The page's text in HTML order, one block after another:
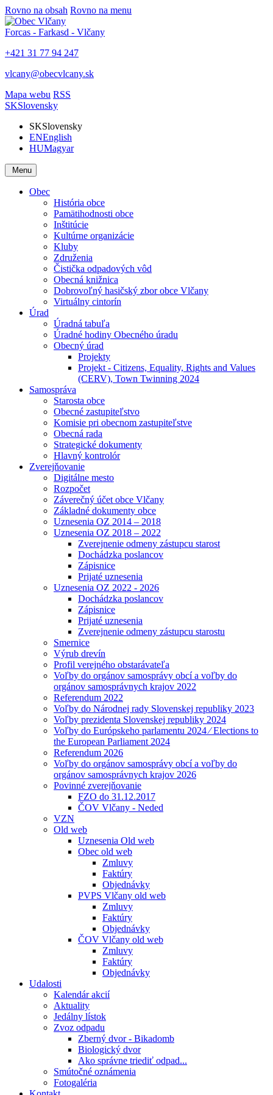
Rovno na obsah Rovno na menu
Forcas - Farkasd - Vlčany
+421 31 77 94 247
vlcany@obecvlcany.sk
Mapa webu RSS
SKSlovensky
SKSlovensky
ENEnglish
HUMagyar
Menu
Obec
História obce
Pamätihodnosti obce
Inštitúcie
Kultúrne organizácie
Kluby
Združenia
Čistička odpadových vôd
Obecná knižnica
Dobrovoľný hasičský zbor obce Vlčany
Virtuálny cintorín
Úrad
Úradná tabuľa
Úradné hodiny Obecného úradu
Obecný úrad
Projekty
Projekt - Citizens, Equality, Rights and Values
(CERV), Town Twinning 2024
Samospráva
Starosta obce
Obecné zastupiteľstvo
Komisie pri obecnom zastupiteľstve
Obecná rada
Strategické dokumenty
Hlavný kontrolór
Zverejňovanie
Digitálne mesto
Rozpočet
Záverečný účet obce Vlčany
Základné dokumenty obce
Uznesenia OZ 2014 – 2018
Uznesenia OZ 2018 – 2022
Zverejnenie odmeny zástupcu starost
Dochádzka poslancov
Zápisnice
Prijaté uznesenia
Uznesenia OZ 2022 - 2026
Dochádzka poslancov
Zápisnice
Prijaté uznesenia
Zverejnenie odmeny zástupcu starostu
Smernice
Výrub drevín
Profil verejného obstarávateľa
Voľby do orgánov samosprávy obcí a voľby do
orgánov samosprávnych krajov 2022
Referendum 2022
Voľby do Národnej rady Slovenskej republiky 2023
Voľby prezidenta Slovenskej republiky 2024
Voľby do Európskeho parlamentu 2024 ⁄ Elections to
the European Parliament 2024
Referendum 2026
Voľby do orgánov samosprávy obcí a voľby do
orgánov samosprávnych krajov 2026
Povinné zverejňovanie
FZO do 31.12.2017
ČOV Vlčany - Neded
VZN
Old web
Uznesenia Old web
Obec old web
Zmluvy
Faktúry
Objednávky
PVPS Vlčany old web
Zmluvy
Faktúry
Objednávky
ČOV Vlčany old web
Zmluvy
Faktúry
Objednávky
Udalosti
Kalendár akcií
Aktuality
Jedálny lístok
Zvoz odpadu
Zberný dvor - Bikadomb
Biologický dvor
Ako správne triediť odpad...
Smútočné oznámenia
Fotogaléria